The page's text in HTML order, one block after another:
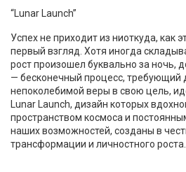
“Lunar Launch”
Успех не приходит из ниоткуда, как
первый взгляд. Хотя иногда
рост произошел буквально за ночь,
— бесконечный процесс, требующий
непоколебимой веры в свою цель,
Lunar Launch, дизайн которых
пространством космоса и
наших возможностей, созданы в
трансформации и личностного роста.